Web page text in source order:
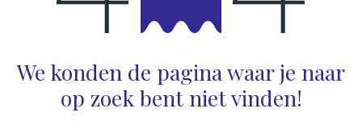
Fout 404
We konden de pagina waar je naar
op zoek bent niet vinden!